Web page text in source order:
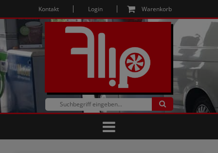
Kontakt Login Warenkorb